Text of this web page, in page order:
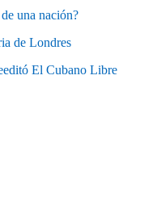
una nación?
de Londres
El Cubano Libre